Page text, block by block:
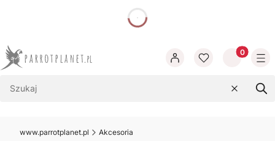
Produkty
Wyczyść
www.parrotplanet.pl Akcesoria